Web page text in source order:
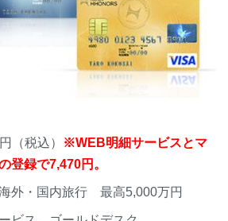
（税込）
※WEB明細サービスとマ
登録で7,470円。
外・国内旅行 最高5,000万円